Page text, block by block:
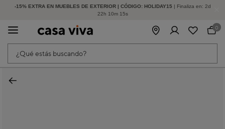
-15% EXTRA EN MUEBLES DE EXTERIOR | CÓDIGO: HOLIDAY15 | Finaliza en: 2d
22h 10m 15s
HASTA -60% DE DESCUENTO | SEGUNDAS REBAJAS
¿Qué estás buscando?
0